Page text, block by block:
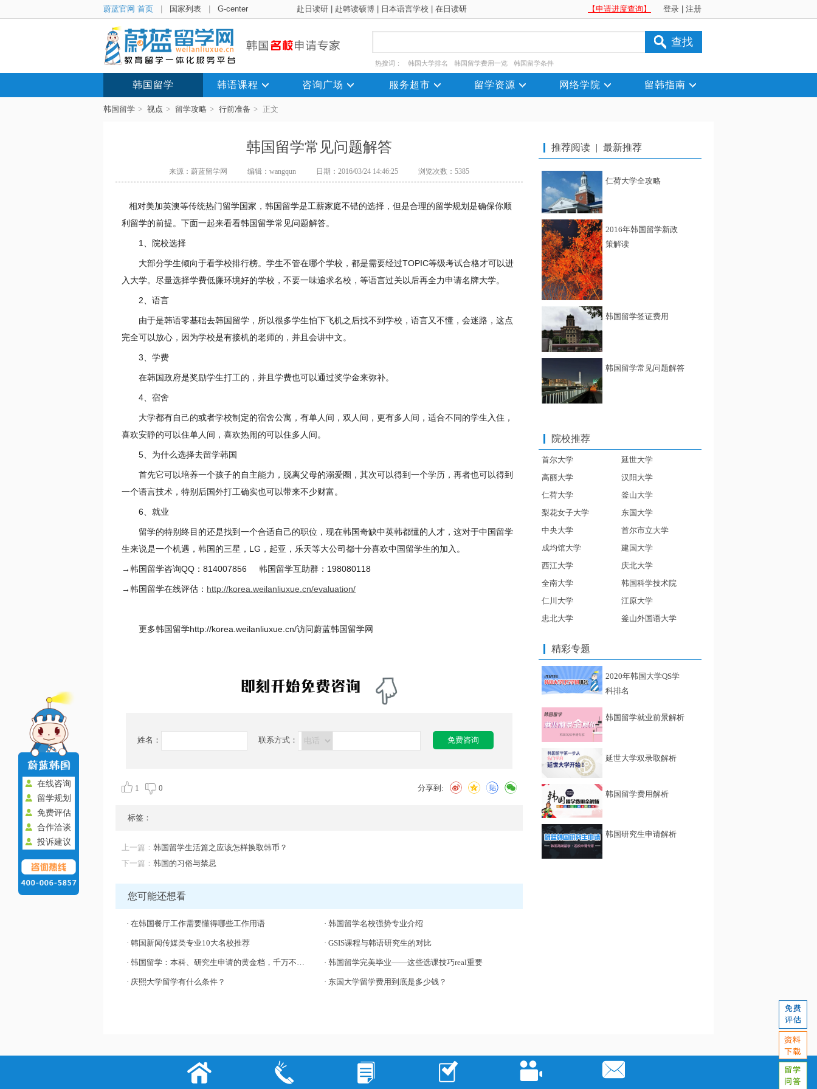
蔚蓝官网 首页 国家列表 G-center 赴日读研 赴韩读硕博 日本语言学校 在日读研 登录 注册
【申请进度查询】
查找
热搜词： 韩国大学排名 韩国留学费用一览 韩国留学条件
韩国留学 韩语课程 咨询广场 服务超市 留学资源 网络学院 留韩指南
韩国留学 > 视点 > 留学攻略 > 行前准备 > 正文
韩国留学常见问题解答
来源：蔚蓝留学网 编辑：wangqun 日期：2016/03/24 14:46:25 浏览次数：5385
相对美加英澳等传统热门留学国家，韩国留学是工薪家庭不错的选择，但是合理的留学规划是确保你顺
利留学的前提。下面一起来看看韩国留学常见问题解答。
1、院校选择
大部分学生倾向于看学校排行榜。学生不管在哪个学校，都是需要经过TOPIC等级考试合格才可以进
入大学。尽量选择学费低廉环境好的学校，不要一味追求名校，等语言过关以后再全力申请名牌大学。
2、语言
由于是韩语零基础去韩国留学，所以很多学生怕下飞机之后找不到学校，语言又不懂，会迷路，这点
完全可以放心，因为学校是有接机的老师的，并且会讲中文。
3、学费
在韩国政府是奖励学生打工的，并且学费也可以通过奖学金来弥补。
4、宿舍
大学都有自己的或者学校制定的宿舍公寓，有单人间，双人间，更有多人间，适合不同的学生入住，
喜欢安静的可以住单人间，喜欢热闹的可以住多人间。
5、为什么选择去留学韩国
首先它可以培养一个孩子的自主能力，脱离父母的溺爱圈，其次可以得到一个学历，再者也可以得到
一个语言技术，特别后国外打工确实也可以带来不少财富。
6、就业
留学的特别终目的还是找到一个合适自己的职位，现在韩国奇缺中英韩都懂的人才，这对于中国留学
生来说是一个机遇，韩国的三星，LG，起亚，乐天等大公司都十分喜欢中国留学生的加入。
→韩国留学咨询QQ：814007856 韩国留学互助群：198080118
→韩国留学在线评估： http://korea.weilanliuxue.cn/evaluation/
更多韩国留学http://korea.weilanliuxue.cn/访问蔚蓝韩国留学网
姓名： 联系方式： 免费咨询
1 0 分享到:
标签：
上一篇： 韩国留学生活篇之应该怎样换取韩币？
下一篇： 韩国的习俗与禁忌
您可能还想看
· 在韩国餐厅工作需要懂得哪些工作用语 · 韩国留学名校强势专业介绍
· 韩国新闻传媒类专业10大名校推荐 · GSIS课程与韩语研究生的对比
· 韩国留学：本科、研究生申请的黄金档，千万不能错过了！ · 韩国留学完美毕业——这些选课技巧real重要
· 庆熙大学留学有什么条件？ · 东国大学留学费用到底是多少钱？
推荐阅读 | 最新推荐
仁荷大学全攻略
2016年韩国留学新政
策解读
韩国留学签证费用
韩国留学常见问题解答
院校推荐
首尔大学
延世大学
高丽大学
汉阳大学
仁荷大学
釜山大学
梨花女子大学
东国大学
中央大学
首尔市立大学
成均馆大学
建国大学
西江大学
庆北大学
全南大学
韩国科学技术院
仁川大学
江原大学
忠北大学
釜山外国语大学
精彩专题
2020年韩国大学QS学
科排名
韩国留学就业前景解析
延世大学双录取解析
韩国留学费用解析
韩国研究生申请解析
在线咨询
留学规划
免费评估
合作洽谈
投诉建议